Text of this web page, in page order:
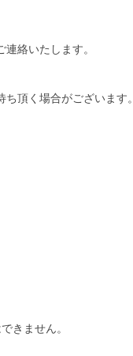
絡いたします。
頂く場合がございます。
きません。